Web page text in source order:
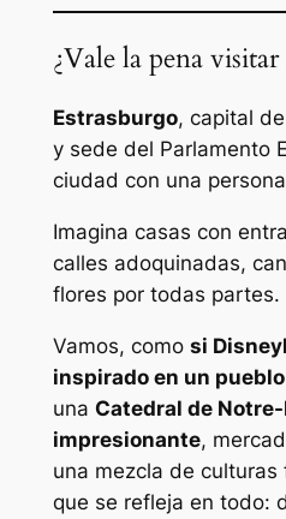
¿Vale la pena
Estrasburgo, capital
y sede del Parlamento
ciudad con una
Imagina casas con
calles adoquinadas,
flores por todas partes.
Vamos, como si
inspirado en un
una Catedral de Notre-
impresionante,
una mezcla de culturas
que se refleja en todo: